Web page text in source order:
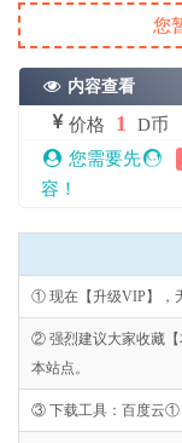
您
内容查看
价格 1
D币
您需要先
容！
① 现在【升级VIP】，
② 强烈建议大家收藏【
本站点。
③ 下载工具：百度云①